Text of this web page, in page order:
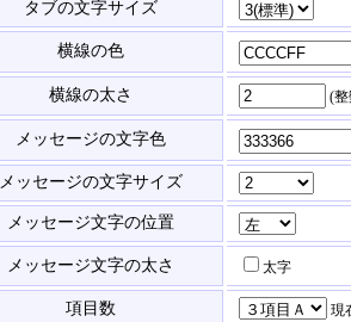
タブの文字サイズ
横線の色
横線の太さ (
メッセージの文字色
メッセージの文字サイズ
メッセージ文字の位置
メッセージ文字の太さ 太字
項目数 現